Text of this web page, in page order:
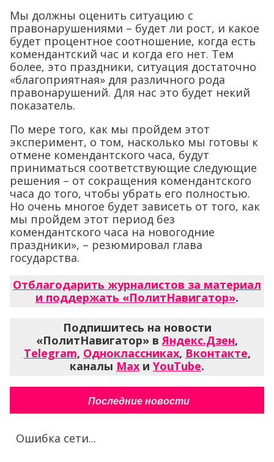
Мы должны оценить ситуацию с
правонарушениями – будет ли рост, и какое
будет процентное соотношение, когда есть
комендантский час и когда его нет. Тем
более, это праздники, ситуация достаточно
«благоприятная» для различного рода
правонарушений. Для нас это будет некий
показатель.
По мере того, как мы пройдем этот
эксперимент, о том, насколько мы готовы к
отмене комендантского часа, будут
приниматься соответствующие следующие
решения – от сокращения комендантского
часа до того, чтобы убрать его полностью.
Но очень многое будет зависеть от того, как
мы пройдем этот период без
комендантского часа на новогодние
праздники», – резюмировал глава
государства.
Отблагодарить журналистов за материал
и поддержать «ПолитНавигатор».
Подпишитесь на новости
«ПолитНавигатор» вЯндекс.Дзен,
Telegram, Одноклассниках, Вконтакте,
каналы Max и YouTube.
Последние новости
Ошибка сети...